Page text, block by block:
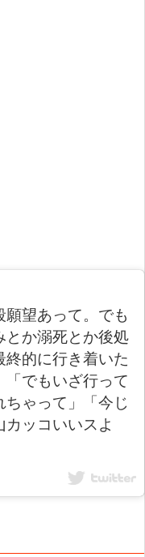
望あって。でも
か溺死とか後処
的に行き着いた
でもいざ行って
ゃって」「今じ
ッコいいスよ